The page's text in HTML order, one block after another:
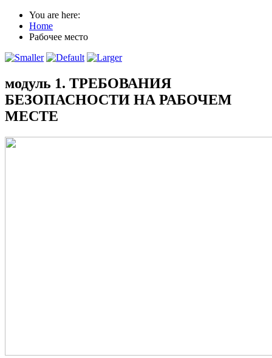
You are here:
Home
Рабочее место
модуль 1. ТРЕБОВАНИЯ
БЕЗОПАСНОСТИ НА РАБОЧЕМ
МЕСТЕ